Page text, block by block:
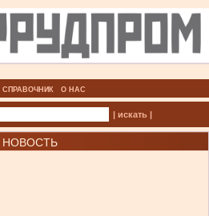
СПРАВОЧНИК О НАС
| искать |
НОВОСТЬ